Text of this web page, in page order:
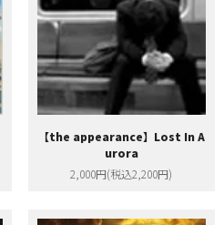
【the appearance】Lost In A
urora
2,000円(税込2,200円)